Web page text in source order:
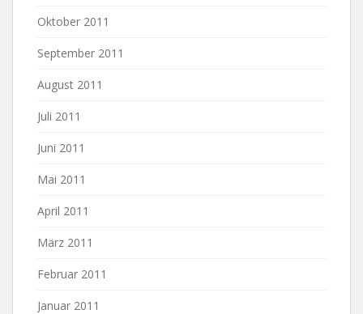
Oktober 2011
September 2011
August 2011
Juli 2011
Juni 2011
Mai 2011
April 2011
März 2011
Februar 2011
Januar 2011